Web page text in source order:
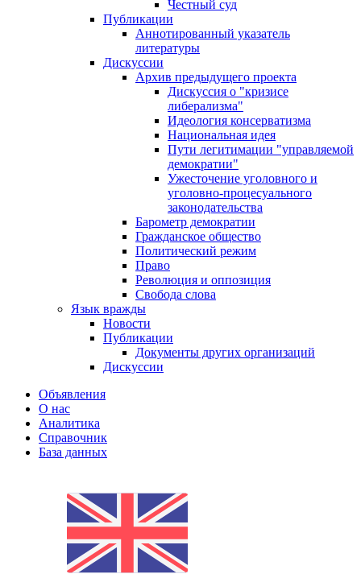
Честный суд
Публикации
Аннотированный указатель
литературы
Дискуссии
Архив предыдущего проекта
Дискуссия о "кризисе
либерализма"
Идеология консерватизма
Национальная идея
Пути легитимации "управляемой
демократии"
Ужесточение уголовного и
уголовно-процесуального
законодательства
Барометр демократии
Гражданское общество
Политический режим
Право
Революция и оппозиция
Свобода слова
Язык вражды
Новости
Публикации
Документы других организаций
Дискуссии
Объявления
О нас
Аналитика
Справочник
База данных